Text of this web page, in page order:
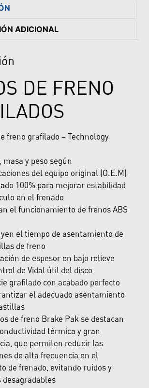
ADICIONAL
DE FRENO
freno grafilado – Technology
masa y peso según
del equipo original (O.E.M)
100% para mejorar estabilidad
en el frenado
el funcionamiento de frenos ABS
el tiempo de asentamiento de
de freno
de espesor en bajo relieve
de Vidal útil del disco
grafilado con acabado perfecto
el adecuado asentamiento
de freno Brake Pak se destacan
térmica y gran
que permiten reducir las
de alta frecuencia en el
de frenado, evitando ruidos y
desagradables